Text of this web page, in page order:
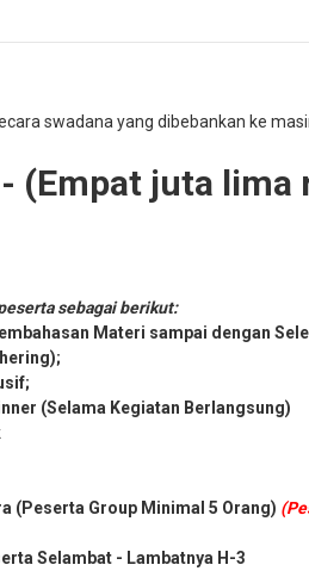
swadana yang dibebankan ke
(Empat juta
sebagai berikut:
Materi sampai dengan
(Selama Kegiatan Berlangsung)
(Peserta Group Minimal 5 Orang)
Selambat - Lambatnya H-3